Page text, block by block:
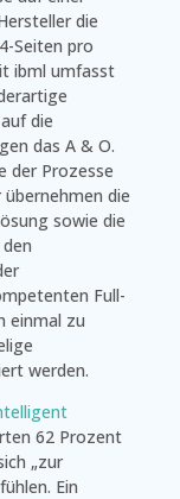
die
Seiten pro
ibml umfasst
die
das A & O.
der Prozesse
die
sowie die
Full-
einmal zu
werden.
62 Prozent
„zur
Ein